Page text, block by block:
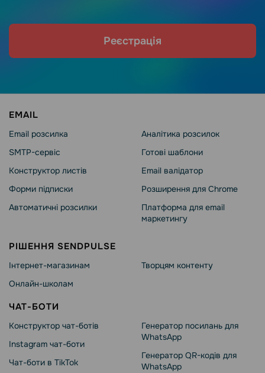
Реєстрація
EMAIL
Email розсилка
SMTP-сервіс
Конструктор листів
Форми підписки
Автоматичні розсилки
Аналітика розсилок
Готові шаблони
Email валідатор
Розширення для Chrome
Платформа для email
маркетингу
РІШЕННЯ SENDPULSE
Інтернет-магазинам
Онлайн-школам
Творцям контенту
ЧАТ-БОТИ
Конструктор чат-ботів
Instagram чат-боти
Чат-боти в TikTok
Генератор посилань для
WhatsApp
Генератор QR-кодів для
WhatsApp